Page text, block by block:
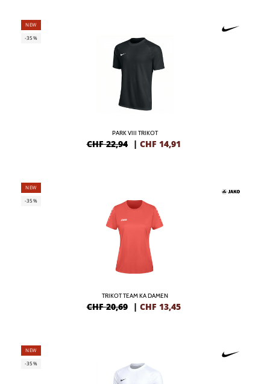
NEW
-35%
PARK VIII TRIKOT
CHF 22,94 | CHF 14,91
NEW
-35%
TRIKOT TEAM KA DAMEN
CHF 20,69 | CHF 13,45
NEW
-35%